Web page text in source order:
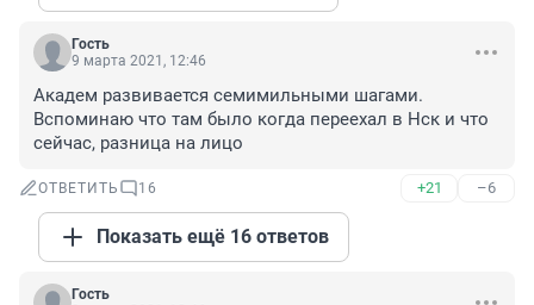
Гость
9 марта 2021, 12:46
Академ развивается семимильными шагами.
Вспоминаю что там было когда переехал в Нск и что
сейчас, разница на лицо
ОТВЕТИТЬ 16 +21 –6
Показать ещё 16 ответов
Гость